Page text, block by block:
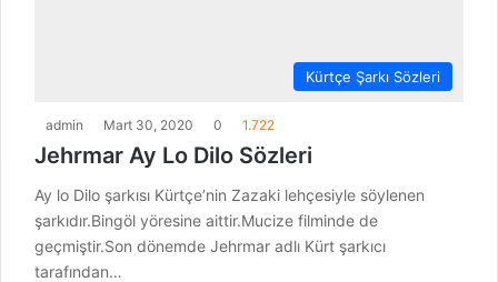
Kürtçe Şarkı Sözleri
admin Mart 30, 2020 0 1.722
Jehrmar Ay Lo Dilo Sözleri
Ay lo Dilo şarkısı Kürtçe’nin Zazaki lehçesiyle söylenen
şarkıdır.Bingöl yöresine aittir.Mucize filminde de
geçmiştir.Son dönemde Jehrmar adlı Kürt şarkıcı
tarafından…